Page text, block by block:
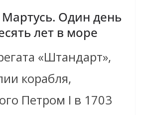
Один день
лет в море
«Штандарт»,
корабля,
Петром I в 1703